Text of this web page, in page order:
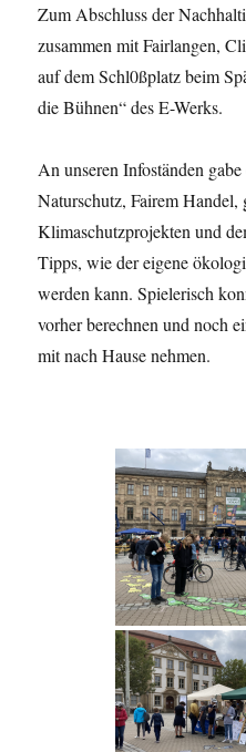
Zum Abschluss der
zusammen mit Fairlangen,
auf dem Schl0ßplatz beim
die Bühnen“ des E-Werks.
An unseren Infoständen
Naturschutz, Fairem Handel,
Klimaschutzprojekten und
Tipps, wie der eigene
werden kann. Spielerisch
vorher berechnen und noch
mit nach Hause nehmen.